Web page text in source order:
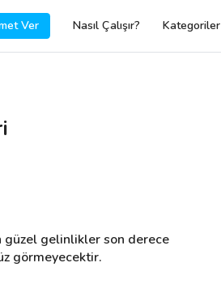
Ver Nasıl Çalışır? Kategoriler
güzel gelinlikler son derece
görmeyecektir.